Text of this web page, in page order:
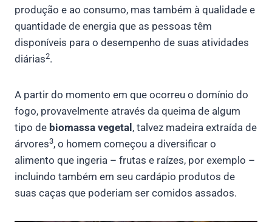
produção e ao consumo, mas também à qualidade e
quantidade de energia que as pessoas têm
disponíveis para o desempenho de suas atividades
diárias2.
A partir do momento em que ocorreu o domínio do
fogo, provavelmente através da queima de algum
tipo de biomassa vegetal, talvez madeira extraída de
árvores3, o homem começou a diversificar o
alimento que ingeria – frutas e raízes, por exemplo –
incluindo também em seu cardápio produtos de
suas caças que poderiam ser comidos assados.